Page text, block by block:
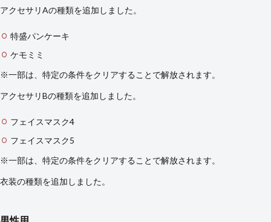
アクセサリAの種類を追加しました。
特盛パンケーキ
ケモミミ
※一部は、特定の条件をクリアすることで解放されます。
アクセサリBの種類を追加しました。
フェイスマスク4
フェイスマスク5
※一部は、特定の条件をクリアすることで解放されます。
衣装の種類を追加しました。